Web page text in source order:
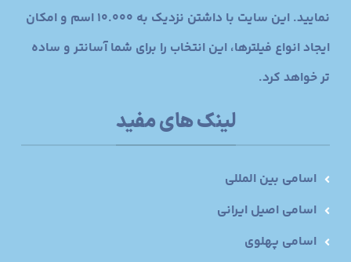
نمایید. این سایت با داشتن نزدیک به 10.000 اسم و امکان
ایجاد انواع فیلترها، این انتخاب را برای شما آسانتر و ساده
تر خواهد کرد.
لینک های مفید
اسامی بین المللی
اسامی اصیل ایرانی
اسامی پهلوی